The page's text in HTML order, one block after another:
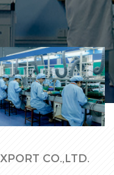
produkcyjna
CO.,LTD.